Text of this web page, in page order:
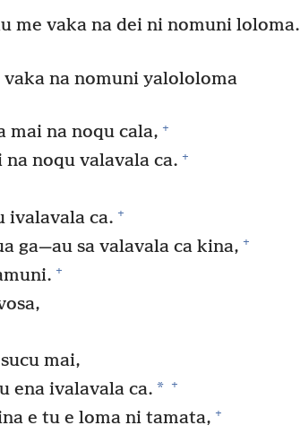
me vaka na dei ni nomuni loloma.
na nomuni yalololoma
mai na noqu cala, +
noqu valavala ca. +
ivalavala ca. +
ga—au sa valavala ca kina, +
+
mai,
ena ivalavala ca. * +
e tu e loma ni tamata, +